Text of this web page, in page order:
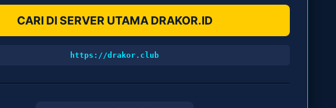
CARI DI SERVER UTAMA DRAKOR.ID
https://drakor.club